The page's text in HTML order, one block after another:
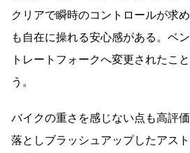
クリアで瞬時のコントロールが求
も自在に操れる安心感がある。ベ
トレートフォークへ変更されたこ
う。
バイクの重さを感じない点も高評
落としブラッシュアップしたアス